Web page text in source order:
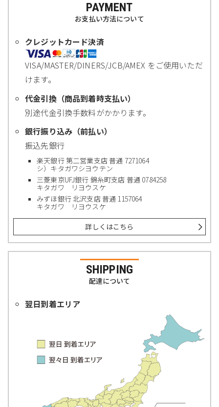
PAYMENT
お支払い方法について
クレジットカード決済
VISA/MASTER/DINERS/JCB/AMEX をご使用いただ
けます。
代金引換（商品到着時支払い）
別途代金引換手数料がかかります。
銀行振り込み（前払い）
振込先銀行
楽天銀行 第二営業支店 普通 7271064
シ）キタガワシヨウテン
三菱東京UFJ銀行 錦糸町支店 普通 0784258
キタガワ リヨウスケ
みずほ銀行 北沢支店 普通 1157064
キタガワ リヨウスケ
詳しくはこちら
SHIPPING
配達について
翌日到着エリア